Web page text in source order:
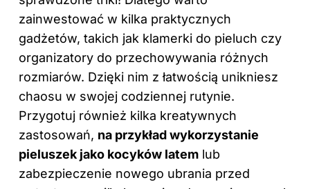
zainwestować w kilka praktycznych
gadżetów, takich jak klamerki do pieluch czy
organizatory do przechowywania różnych
rozmiarów. Dzięki nim z łatwością unikniesz
chaosu w swojej codziennej rutynie.
Przygotuj również kilka kreatywnych
zastosowań, na przykład wykorzystanie
pieluszek jako kocyków latem lub
zabezpieczenie nowego ubrania przed